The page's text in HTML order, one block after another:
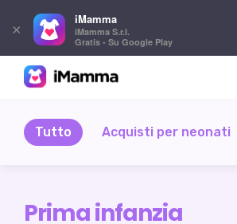
content
Tutto Acquisti per neonati
Prima infanzia
×
iMamma
iMamma S.r.l.
Gratis - Su Google Play